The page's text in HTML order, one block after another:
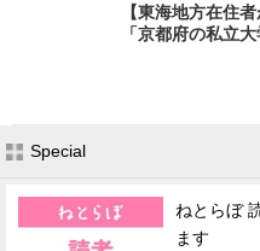
【東海地方在住
「京都府の私立
Special
ねとらぼ
ます